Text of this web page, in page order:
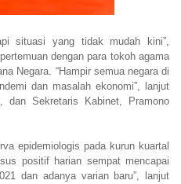
situasi yang tidak mudah kini”,
dengan para tokoh agama
Negara. “Hampir semua negara di
dan masalah ekonomi”, lanjut
dan Sekretaris Kabinet, Pramono
epidemiologis pada kurun kuartal
positif harian sempat mencapai
dan adanya varian baru”, lanjut